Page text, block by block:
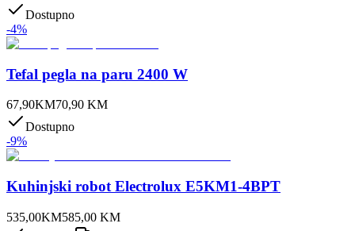
Dostupno
-4%
Tefal pegla na paru 2400 W
67,90KM70,90 KM
Dostupno
-9%
Kuhinjski robot Electrolux E5KM1-4BPT
535,00KM585,00 KM